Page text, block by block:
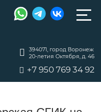
394071, город Воронеж
20-летия Октября, д. 46
+7 950 769 34 92